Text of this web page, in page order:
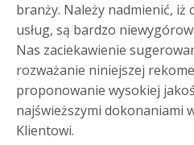
branży. Należy nadmienić, iż
usług, są bardzo
Nas zaciekawienie
rozważanie niniejszej
proponowanie wysokiej
najświeższymi dokonaniami
Klientowi.